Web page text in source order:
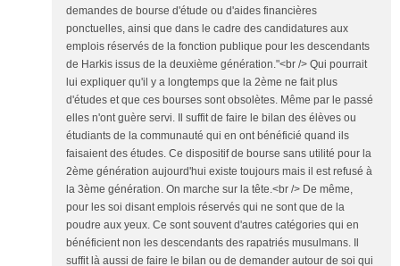
demandes de bourse d'étude ou d'aides financières
ponctuelles, ainsi que dans le cadre des candidatures aux
emplois réservés de la fonction publique pour les descendants
de Harkis issus de la deuxième génération."<br /> Qui pourrait
lui expliquer qu'il y a longtemps que la 2ème ne fait plus
d'études et que ces bourses sont obsolètes. Même par le passé
elles n'ont guère servi. Il suffit de faire le bilan des élèves ou
étudiants de la communauté qui en ont bénéficié quand ils
faisaient des études. Ce dispositif de bourse sans utilité pour la
2ème génération aujourd'hui existe toujours mais il est refusé à
la 3ème génération. On marche sur la tête.<br /> De même,
pour les soi disant emplois réservés qui ne sont que de la
poudre aux yeux. Ce sont souvent d'autres catégories qui en
bénéficient non les descendants des rapatriés musulmans. Il
suffit là aussi de faire le bilan ou de demander autour de soi qui